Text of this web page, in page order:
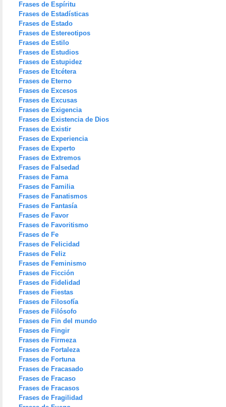
Frases de Espíritu
Frases de Estadísticas
Frases de Estado
Frases de Estereotipos
Frases de Estilo
Frases de Estudios
Frases de Estupidez
Frases de Etcétera
Frases de Eterno
Frases de Excesos
Frases de Excusas
Frases de Exigencia
Frases de Existencia de Dios
Frases de Existir
Frases de Experiencia
Frases de Experto
Frases de Extremos
Frases de Falsedad
Frases de Fama
Frases de Familia
Frases de Fanatismos
Frases de Fantasía
Frases de Favor
Frases de Favoritismo
Frases de Fe
Frases de Felicidad
Frases de Feliz
Frases de Feminismo
Frases de Ficción
Frases de Fidelidad
Frases de Fiestas
Frases de Filosofía
Frases de Filósofo
Frases de Fin del mundo
Frases de Fingir
Frases de Firmeza
Frases de Fortaleza
Frases de Fortuna
Frases de Fracasado
Frases de Fracaso
Frases de Fracasos
Frases de Fragilidad